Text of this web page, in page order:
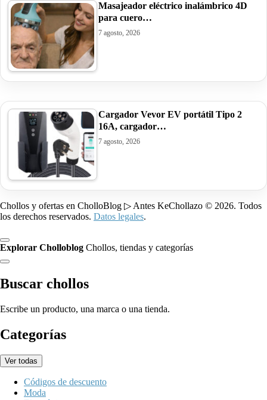
Masajeador eléctrico inalámbrico 4D
para cuero…
7 agosto, 2026
Cargador Vevor EV portátil Tipo 2
16A, cargador…
7 agosto, 2026
Chollos y ofertas en CholloBlog ▷ Antes KeChollazo © 2026. Todos
los derechos reservados. Datos legales.
Explorar Cholloblog Chollos, tiendas y categorías
Buscar chollos
Escribe un producto, una marca o una tienda.
Categorías
Ver todas
Códigos de descuento
Moda